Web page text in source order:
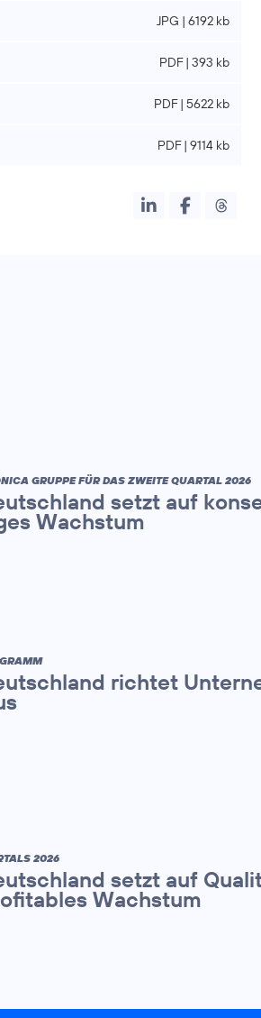
JPG | 6192 kb
PDF | 393 kb
PDF | 5622 kb
PDF | 9114 kb
GRUPPE FÜR DAS ZWEITE QUARTAL 2026
setzt auf
Wachstum
richtet
2026
setzt auf
Wachstum